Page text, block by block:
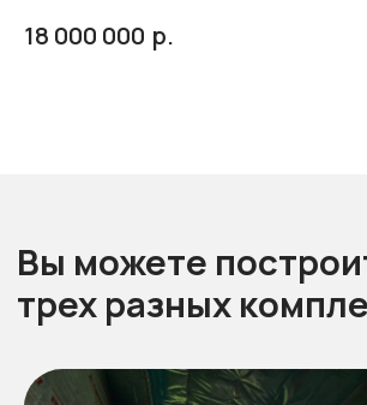
18 000 000 р.